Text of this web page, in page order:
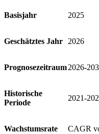
Basisjahr 2025
Geschätztes Jahr 2026
Prognosezeitraum2026-
Historische
Periode
2021-
Wachstumsrate CAGR